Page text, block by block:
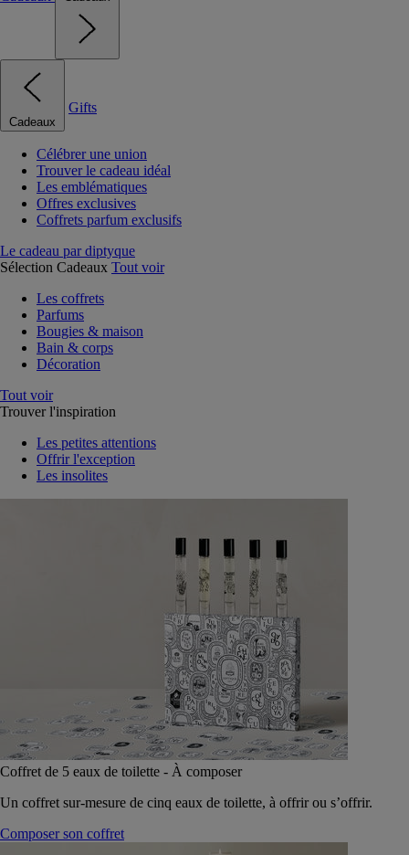
Cadeaux
Gifts
Célébrer une union
Trouver le cadeau idéal
Les emblématiques
Offres exclusives
Coffrets parfum exclusifs
Le cadeau par diptyque
Sélection Cadeaux Tout voir
Les coffrets
Parfums
Bougies & maison
Bain & corps
Décoration
Tout voir
Trouver l'inspiration
Les petites attentions
Offrir l'exception
Les insolites
Coffret de 5 eaux de toilette - À composer
Un coffret sur-mesure de cinq eaux de toilette, à offrir ou s’offrir.
Composer son coffret